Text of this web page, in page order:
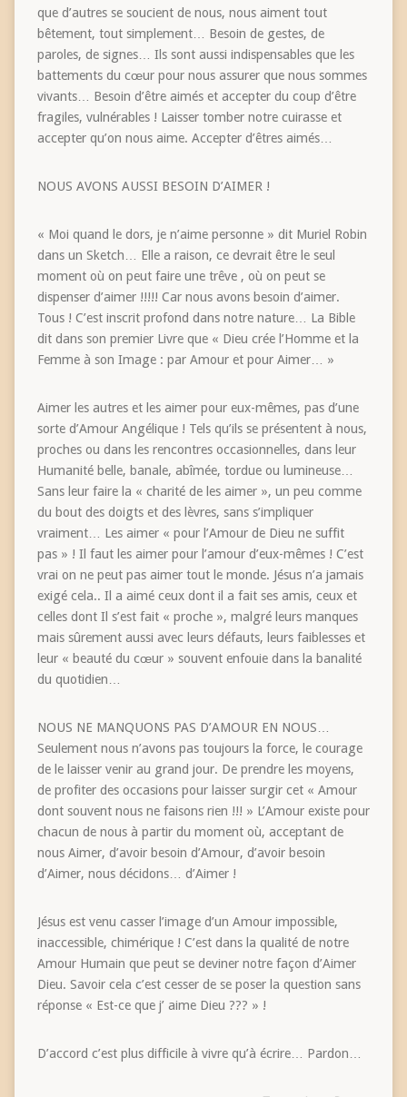
que d’autres se soucient de nous, nous aiment tout
bêtement, tout simplement… Besoin de gestes, de
paroles, de signes… Ils sont aussi indispensables que les
battements du cœur pour nous assurer que nous sommes
vivants… Besoin d’être aimés et accepter du coup d’être
fragiles, vulnérables ! Laisser tomber notre cuirasse et
accepter qu’on nous aime. Accepter d’êtres aimés…
NOUS AVONS AUSSI BESOIN D’AIMER !
« Moi quand le dors, je n’aime personne » dit Muriel Robin
dans un Sketch… Elle a raison, ce devrait être le seul
moment où on peut faire une trêve , où on peut se
dispenser d’aimer !!!!! Car nous avons besoin d’aimer.
Tous ! C’est inscrit profond dans notre nature… La Bible
dit dans son premier Livre que « Dieu crée l’Homme et la
Femme à son Image : par Amour et pour Aimer… »
Aimer les autres et les aimer pour eux-mêmes, pas d’une
sorte d’Amour Angélique ! Tels qu’ils se présentent à nous,
proches ou dans les rencontres occasionnelles, dans leur
Humanité belle, banale, abîmée, tordue ou lumineuse…
Sans leur faire la « charité de les aimer », un peu comme
du bout des doigts et des lèvres, sans s’impliquer
vraiment… Les aimer « pour l’Amour de Dieu ne suffit
pas » ! Il faut les aimer pour l’amour d’eux-mêmes ! C’est
vrai on ne peut pas aimer tout le monde. Jésus n’a jamais
exigé cela.. Il a aimé ceux dont il a fait ses amis, ceux et
celles dont Il s’est fait « proche », malgré leurs manques
mais sûrement aussi avec leurs défauts, leurs faiblesses et
leur « beauté du cœur » souvent enfouie dans la banalité
du quotidien…
NOUS NE MANQUONS PAS D’AMOUR EN NOUS…
Seulement nous n’avons pas toujours la force, le courage
de le laisser venir au grand jour. De prendre les moyens,
de profiter des occasions pour laisser surgir cet « Amour
dont souvent nous ne faisons rien !!! » L’Amour existe pour
chacun de nous à partir du moment où, acceptant de
nous Aimer, d’avoir besoin d’Amour, d’avoir besoin
d’Aimer, nous décidons… d’Aimer !
Jésus est venu casser l’image d’un Amour impossible,
inaccessible, chimérique ! C’est dans la qualité de notre
Amour Humain que peut se deviner notre façon d’Aimer
Dieu. Savoir cela c’est cesser de se poser la question sans
réponse « Est-ce que j’ aime Dieu ??? » !
D’accord c’est plus difficile à vivre qu’à écrire… Pardon…